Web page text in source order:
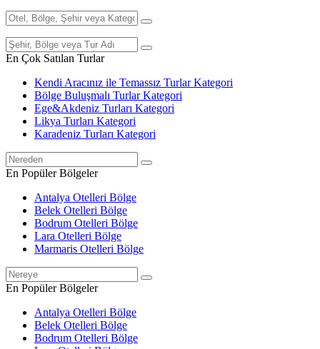
En Çok Satılan Turlar
Kendi Aracınız ile Temassız Turlar Kategori
Bölge Buluşmalı Turlar Kategori
Ege&Akdeniz Turları Kategori
Likya Turları Kategori
Karadeniz Turları Kategori
En Popüler Bölgeler
Antalya Otelleri Bölge
Belek Otelleri Bölge
Bodrum Otelleri Bölge
Lara Otelleri Bölge
Marmaris Otelleri Bölge
En Popüler Bölgeler
Antalya Otelleri Bölge
Belek Otelleri Bölge
Bodrum Otelleri Bölge